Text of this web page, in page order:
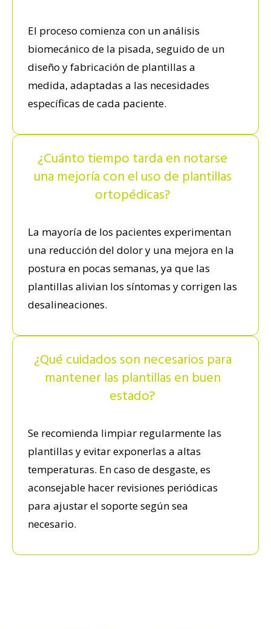
El proceso comienza con un análisis
biomecánico de la pisada, seguido de un
diseño y fabricación de plantillas a
medida, adaptadas a las necesidades
específicas de cada paciente.
¿Cuánto tiempo tarda en notarse
una mejoría con el uso de plantillas
ortopédicas?
La mayoría de los pacientes experimentan
una reducción del dolor y una mejora en la
postura en pocas semanas, ya que las
plantillas alivian los síntomas y corrigen las
desalineaciones.
¿Qué cuidados son necesarios para
mantener las plantillas en buen
estado?
Se recomienda limpiar regularmente las
plantillas y evitar exponerlas a altas
temperaturas. En caso de desgaste, es
aconsejable hacer revisiones periódicas
para ajustar el soporte según sea
necesario.